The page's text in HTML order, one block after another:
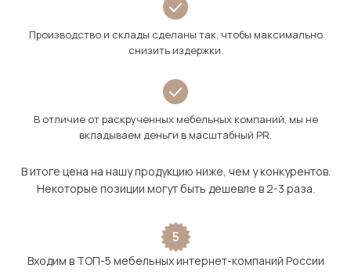
Производство и склады сделаны так, чтобы максимально
снизить издержки.
В отличие от раскрученных мебельных компаний, мы не
вкладываем деньги в масштабный PR.
В итоге цена на нашу продукцию ниже, чем у конкурентов.
Некоторые позиции могут быть дешевле в 2-3 раза.
5
Входим в ТОП-5 мебельных интернет-компаний России